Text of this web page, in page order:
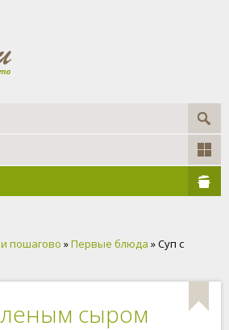
пошагово »Первые блюда » Суп с
сыром